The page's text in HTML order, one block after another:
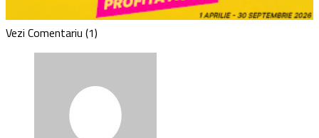
Vezi Comentariu (1)